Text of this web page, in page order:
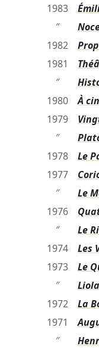
1983
″
1982
1981
″
1980
À
1979
″
1978
Le
1977
″
Le
1976
″
Le
1974
Les
1973
Le
″
Liola
1972
La
1971
″